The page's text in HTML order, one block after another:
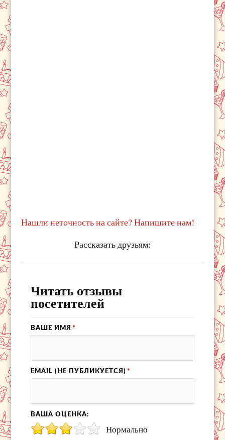
Нашли неточность на сайте? Напишите нам!
Рассказать друзьям:
Читать отзывы
посетителей
ВАШЕ ИМЯ *
EMAIL (НЕ ПУБЛИКУЕТСЯ) *
ВАША ОЦЕНКА:
Нормально